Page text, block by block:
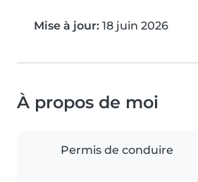
Mise à jour: 18 juin 2026
À propos de moi
Permis de conduire